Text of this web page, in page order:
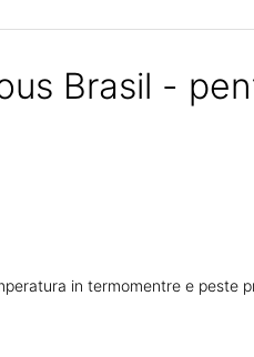
Brasil -
in termomentre e peste